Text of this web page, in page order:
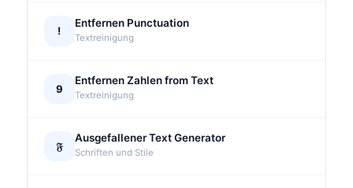
!
Entfernen Punctuation
Textreinigung
9
Entfernen Zahlen from Text
Textreinigung
𝔉
Ausgefallener Text Generator
Schriften und Stile